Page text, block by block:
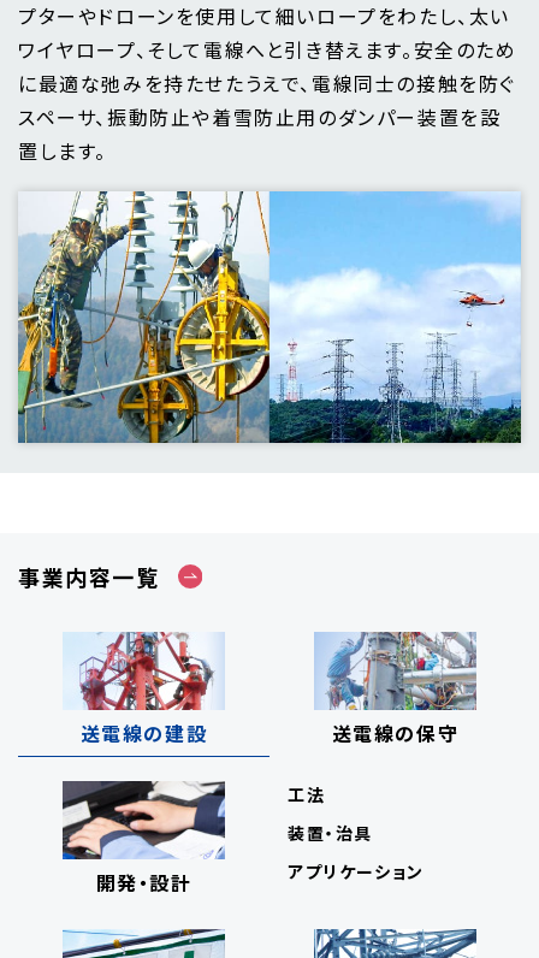
プターやドローンを使用して細いロープをわたし、太い
ワイヤロープ、そして電線へと引き替えます。安全のため
に最適な弛みを持たせたうえで、電線同士の接触を防ぐ
スペーサ、振動防止や着雪防止用のダンパー装置を設
置します。
事業内容一覧
送電線の建設 送電線の保守
開発・設計
工法
装置・治具
アプリケーション